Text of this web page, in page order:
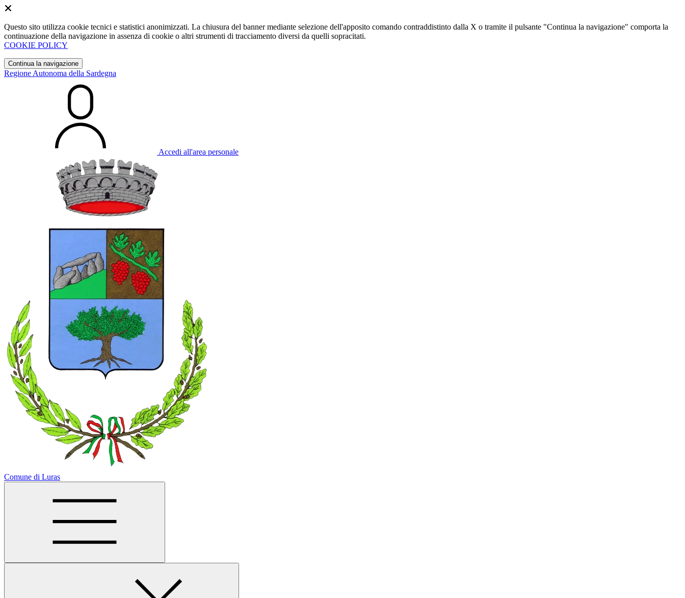
Questo sito utilizza cookie tecnici e statistici anonimizzati. La chiusura del banner mediante selezione dell'apposito comando contraddistinto dalla X o tramite il pulsante "Continua la navigazione" comporta la
continuazione della navigazione in assenza di cookie o altri strumenti di tracciamento diversi da quelli sopracitati.
COOKIE POLICY
Continua la navigazione
Regione Autonoma della Sardegna
Accedi all'area personale
Comune di Luras